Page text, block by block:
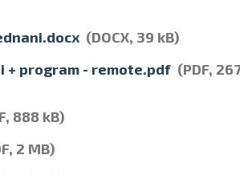
(DOCX, 39 kB)
+ program - remote.pdf (PDF,
888 kB)
2 MB)